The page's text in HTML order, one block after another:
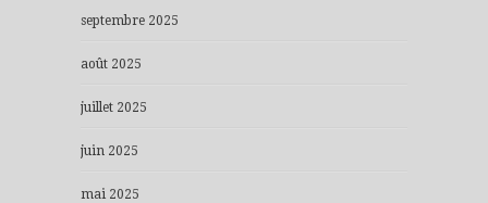
septembre 2025
août 2025
juillet 2025
juin 2025
mai 2025